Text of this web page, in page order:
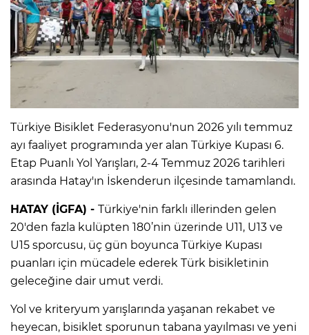
Türkiye Bisiklet Federasyonu'nun 2026 yılı temmuz
ayı faaliyet programında yer alan Türkiye Kupası 6.
Etap Puanlı Yol Yarışları, 2-4 Temmuz 2026 tarihleri
arasında Hatay'ın İskenderun ilçesinde tamamlandı.
HATAY (İGFA) - Türkiye'nin farklı illerinden gelen
20'den fazla kulüpten 180’nin üzerinde U11, U13 ve
U15 sporcusu, üç gün boyunca Türkiye Kupası
puanları için mücadele ederek Türk bisikletinin
geleceğine dair umut verdi.
Yol ve kriteryum yarışlarında yaşanan rekabet ve
heyecan, bisiklet sporunun tabana yayılması ve yeni